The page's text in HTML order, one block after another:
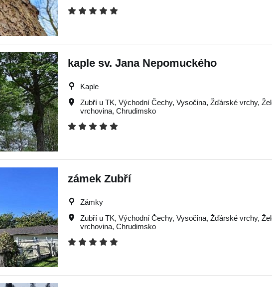
kaple sv. Jana Nepomuckého
Kaple
Zubří u TK, Východní Čechy, Vysočina, Žďárské vrchy,
vrchovina, Chrudimsko
zámek Zubří
Zámky
Zubří u TK, Východní Čechy, Vysočina, Žďárské vrchy,
vrchovina, Chrudimsko